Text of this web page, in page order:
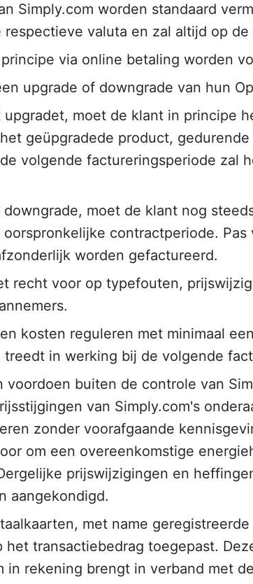
Simply.com worden standaard
valuta en zal altijd op
via online betaling worden
upgrade of downgrade van hun
moet de klant in principe
geüpgradede product,
volgende factureringsperiode zal
moet de klant nog
contractperiode.
worden gefactureerd.
recht voor op typefouten,
kosten reguleren met minimaal
in werking bij de volgende
voordoen buiten de controle van
van Simply.com's
zonder voorafgaande
om een overeenkomstige
prijswijzigingen en
aangekondigd.
met name
transactiebedrag toegepast.
in rekening brengt in verband met